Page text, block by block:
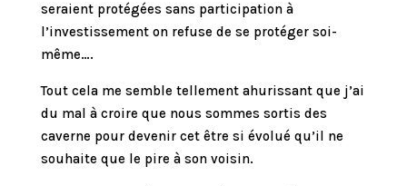
seraient protégées sans participation à
l’investissement on refuse de se protéger soi-
même….
Tout cela me semble tellement ahurissant que j’ai
du mal à croire que nous sommes sortis des
caverne pour devenir cet être si évolué qu’il ne
souhaite que le pire à son voisin.